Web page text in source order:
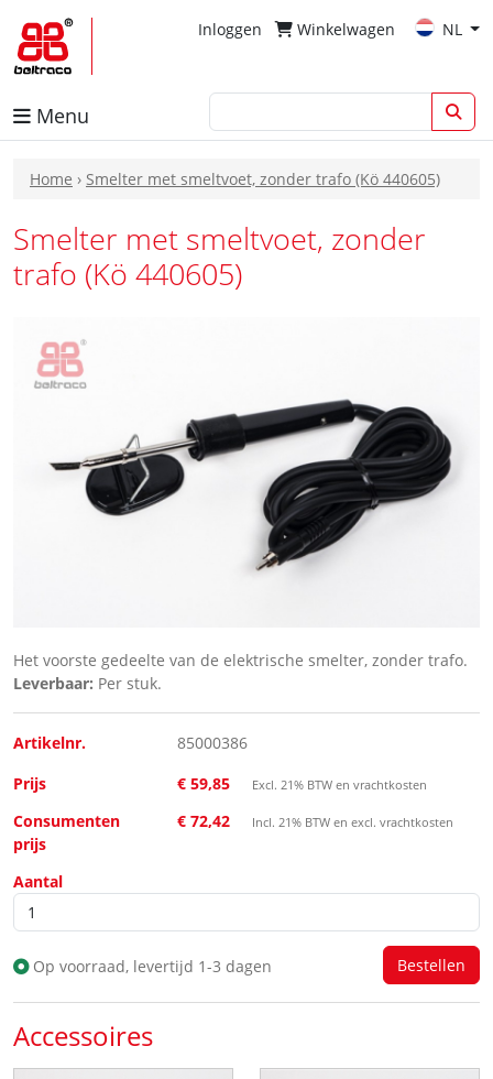
Inloggen Winkelwagen NL
Menu
Home › Smelter met smeltvoet, zonder trafo (Kö 440605)
Smelter met smeltvoet, zonder
trafo (Kö 440605)
Het voorste gedeelte van de elektrische smelter, zonder trafo.
Leverbaar: Per stuk.
Artikelnr.
85000386
Prijs
€ 59,85 Excl. 21% BTW en vrachtkosten
Consumenten
prijs
€ 72,42 Incl. 21% BTW en excl. vrachtkosten
Aantal
Op voorraad, levertijd 1-3 dagen
Accessoires